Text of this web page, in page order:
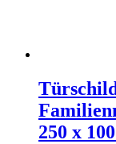
250 x